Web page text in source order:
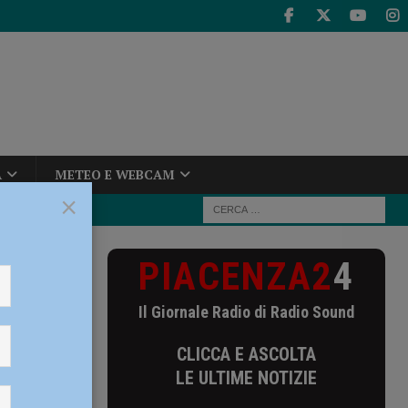
METEO E WEBCAM
2 agosto PIACENZA24
Il Giornale Radio di Radio Sound
CLICCA E ASCOLTA
LE ULTIME NOTIZIE
×